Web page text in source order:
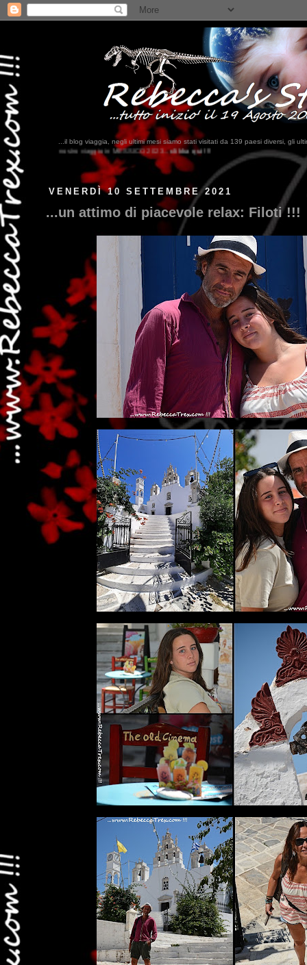
...il blog viaggia, negli ultimi mesi siamo stati visitati da 139 paesi diversi, gli
2023...
clikka qui !!!
VENERDÌ 10 SETTEMBRE 2021
...un attimo di piacevole relax: Filoti !!!